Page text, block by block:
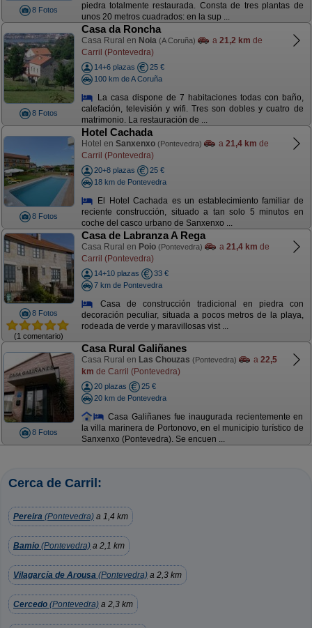
8 Fotos
piedra totalmente restaurada. Consta de tres plantas de
unos 20 metros cuadrados: en la sup ...
8 Fotos
Casa da Roncha
Casa Rural en Noia (A Coruña) a 21,2 km de
Carril (Pontevedra)
14+6 plazas
25 €
100 km de A Coruña
La casa dispone de 7 habitaciones todas con baño,
calefación, televisión y wifi. Tres son dobles y cuatro de
matrimonio. La restauración de ...
8 Fotos
Hotel Cachada
Hotel en Sanxenxo (Pontevedra) a 21,4 km de
Carril (Pontevedra)
20+8 plazas
25 €
18 km de Pontevedra
El Hotel Cachada es un establecimiento familiar de
reciente construcción, situado a tan solo 5 minutos en
coche del casco urbano de Sanxenxo ...
8 Fotos
(1 comentario)
Casa de Labranza A Rega
Casa Rural en Poio (Pontevedra) a 21,4 km de
Carril (Pontevedra)
14+10 plazas
33 €
7 km de Pontevedra
Casa de construcción tradicional en piedra con
decoración peculiar, situada a pocos metros de la playa,
rodeada de verde y maravillosas vist ...
8 Fotos
Casa Rural Galiñanes
Casa Rural en Las Chouzas (Pontevedra) a 22,5
km de Carril (Pontevedra)
20 plazas
25 €
20 km de Pontevedra
Casa Galiñanes fue inaugurada recientemente en
la villa marinera de Portonovo, en el municipio turístico de
Sanxenxo (Pontevedra). Se encuen ...
Cerca de Carril:
Pereira (Pontevedra) a 1,4 km
Bamio (Pontevedra) a 2,1 km
Vilagarcía de Arousa (Pontevedra) a 2,3 km
Cercedo (Pontevedra) a 2,3 km